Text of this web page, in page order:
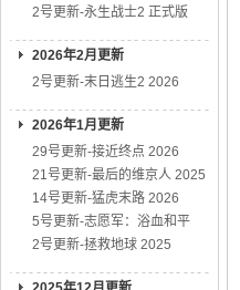
2号更新-永生战士2 正式版
2026年2月更新
2号更新-末日逃生2 2026
2026年1月更新
29号更新-接近终点 2026
21号更新-最后的维京人 2025
14号更新-猛虎末路 2026
5号更新-志愿军：浴血和平
2号更新-拯救地球 2025